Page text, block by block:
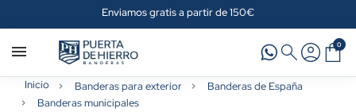
Enviamos gratis a partir de 150€
0
Inicio Banderas para exterior
Banderas de España
Banderas municipales